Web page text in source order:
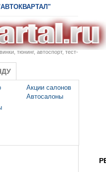
"АВТОКВАРТАЛ"
тюнинг, автоспорт, тест-
Акции салонов
Автосалоны